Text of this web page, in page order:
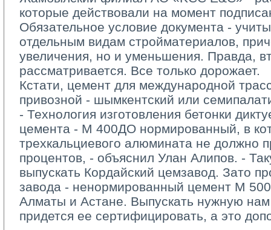
которые действовали на момент
Обязательное условие документа -
отдельным видам стройматериалов,
увеличения, но и уменьшения. Правда,
рассматривается. Все только дорожает.
Кстати, цемент для международной
привозной - шымкентский или
- Технология изготовления бетонки
цемента - М 400ДО нормированный, в
трехкальциевого алюмината не должно
процентов, - объяснил Улан Алипов. -
выпускать Кордайский цемзавод. Зато
завода - ненормированный цемент М
Алматы и Астане. Выпускать нужную
придется ее сертифицировать, а это